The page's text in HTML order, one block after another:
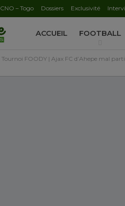
CNO – Togo Dossiers Exclusivité
ACCUEIL FOOTBALL
Tournoi FOODY | Ajax FC d’Ahepe mal